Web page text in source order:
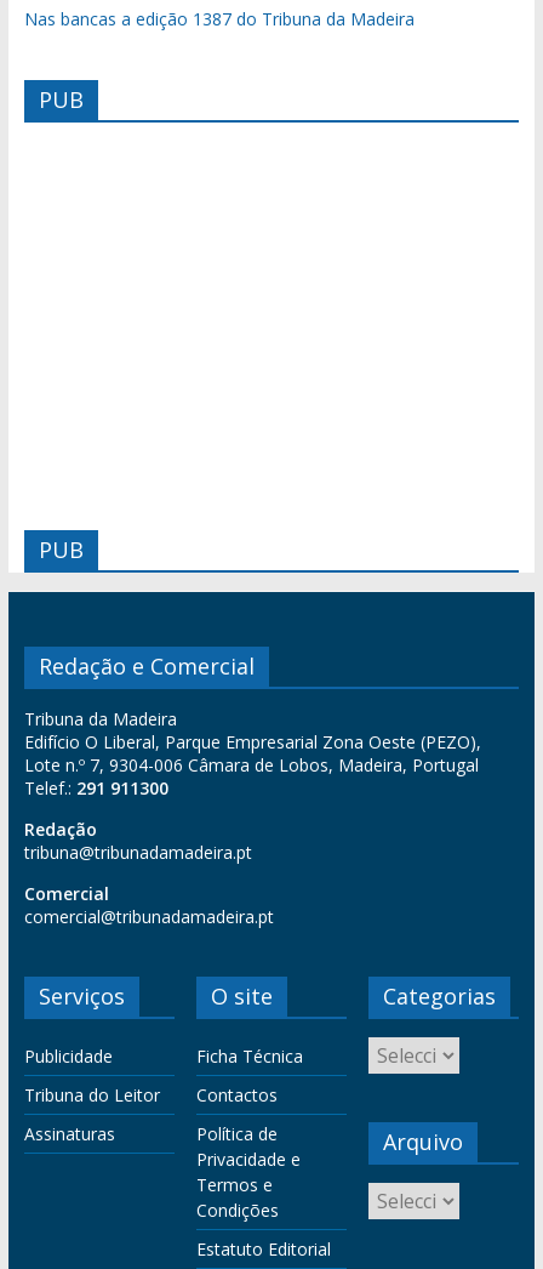
Nas bancas a edição 1387 do Tribuna da Madeira
PUB
PUB
Redação e Comercial
Tribuna da Madeira
Edifício O Liberal, Parque Empresarial Zona Oeste (PEZO),
Lote n.º 7, 9304-006 Câmara de Lobos, Madeira, Portugal
Telef.: 291 911300
Redação
tribuna@tribunadamadeira.pt
Comercial
comercial@tribunadamadeira.pt
Serviços
Publicidade
Tribuna do Leitor
Assinaturas
O site
Ficha Técnica
Contactos
Política de
Privacidade e
Termos e
Condições
Estatuto Editorial
Categorias
Arquivo